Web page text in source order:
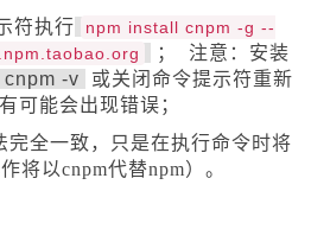
符执行
npm install cnpm -g --
； 注意：安装
cnpm -v
或关闭命令提示符重新
可能会出现错误；
完全一致，只是在执行命令时将
将以cnpm代替npm）。